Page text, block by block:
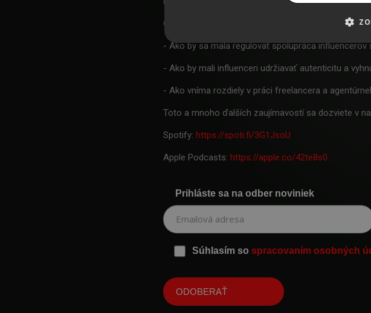
Čo všetko sme sa dozvedeli?
- Ako by sa mala regulovať spolupráca
- Ako by mali influenceri udržiavať autenticitu a
- Ako vníma rozdiely v práci freelancera a
Toto a mnoho ďalších zaujímavostí sa dozviete v
Spotify:https://spoti.fi/3G1JsoU
Apple Podcasts:https://apple.co/42te8s0
Prihláste sa na odber noviniek
Súhlasím sospracovaním osobných